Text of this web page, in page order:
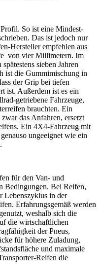
So ist eine Mindest-
Das ist jedoch nur
Hersteller empfehlen aus
von vier Millimetern. Im
sieben Jahren
ist die Gummimischung in
der Grip bei tiefen
ist. Außerdem ist es ein
getriebene Fahrzeuge,
brauchten. Ein
das Anfahren, ersetzt
Ein 4X4-Fahrzeug mit
ungeeignet wie ein
für den Van- und
Bedingungen. Bei Reifen,
Lebenszyklus in der
Erfahrungsgemäß werden
weshalb sich die
die wirtschaftlichen
der Pneus,
für höhere Zuladung,
und maximale
Reifen die